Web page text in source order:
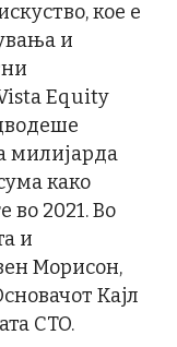
кое е
и
Equity
милијарда
како
во 2021. Во
и
Морисон,
Кајл
CTO.